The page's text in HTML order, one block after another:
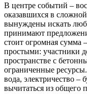
В центре событий –
оказавшихся в
вынуждены искать
принимают
стоит огромная сумма
простыми: участники
пространстве с
ограниченные
вода, электричество –
вычитаться из общего